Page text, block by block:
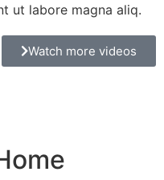
ut labore magna aliq.
Watch more videos